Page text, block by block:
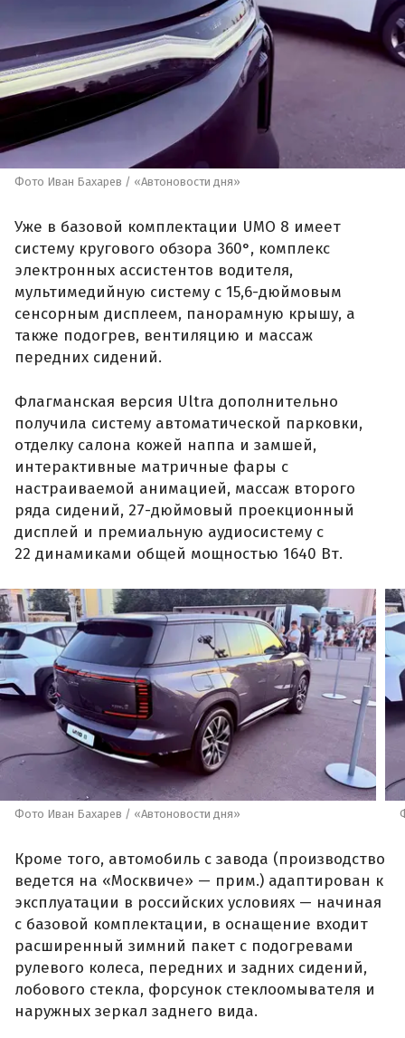
Фото Иван Бахарев / «Автоновости дня»
Уже в базовой комплектации UMO 8 имеет
систему кругового обзора 360°, комплекс
электронных ассистентов водителя,
мультимедийную систему с 15,6-дюймовым
сенсорным дисплеем, панорамную крышу, а
также подогрев, вентиляцию и массаж
передних сидений.
Флагманская версия Ultra дополнительно
получила систему автоматической парковки,
отделку салона кожей наппа и замшей,
интерактивные матричные фары с
настраиваемой анимацией, массаж второго
ряда сидений, 27-дюймовый проекционный
дисплей и премиальную аудиосистему с
22 динамиками общей мощностью 1640 Вт.
Фото Иван Бахарев / «Автоновости дня»
Кроме того, автомобиль с завода (производство
ведется на «Москвиче» — прим.) адаптирован к
эксплуатации в российских условиях — начиная
с базовой комплектации, в оснащение входит
расширенный зимний пакет с подогревами
рулевого колеса, передних и задних сидений,
лобового стекла, форсунок стеклоомывателя и
наружных зеркал заднего вида.